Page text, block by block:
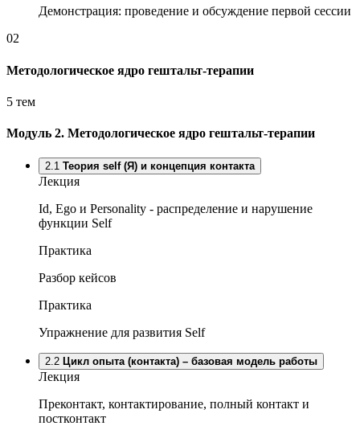
Демонстрация: проведение и обсуждение первой сессии
02
Методологическое ядро гештальт-терапии
5 тем
Модуль 2. Методологическое ядро гештальт-терапии
2.1 Теория self (Я) и концепция контакта
Лекция
Id, Ego и Personality - распределение и нарушение
функции Self
Практика
Разбор кейсов
Практика
Упражнение для развития Self
2.2 Цикл опыта (контакта) – базовая модель работы
Лекция
Преконтакт, контактирование, полный контакт и
постконтакт